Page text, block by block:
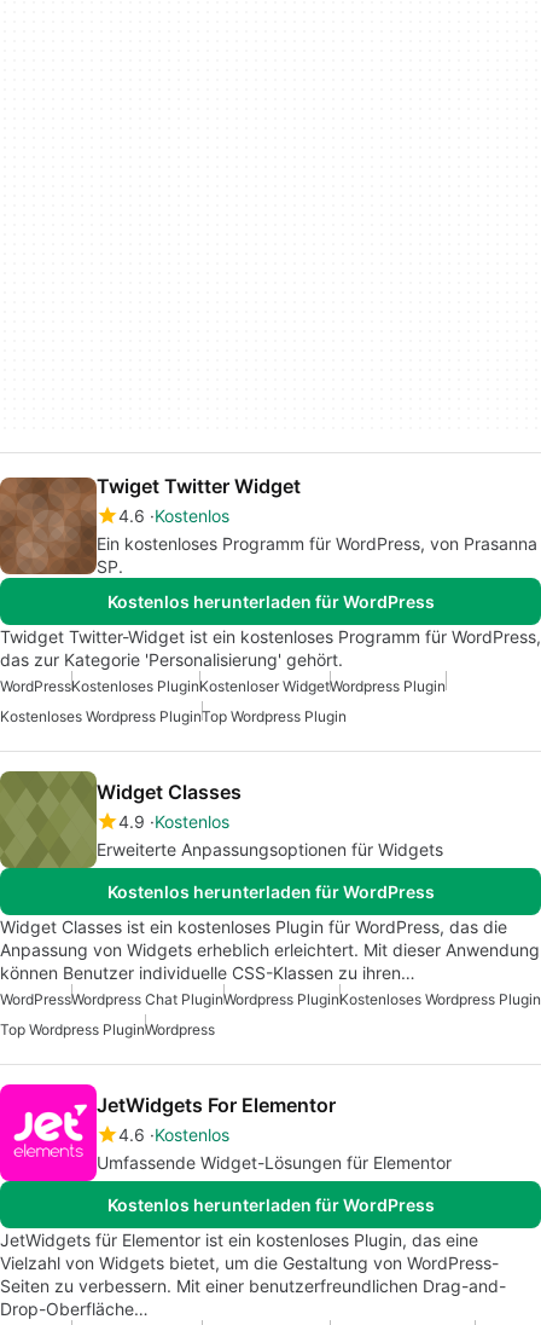
Twiget Twitter Widget
4.6 Kostenlos
Ein kostenloses Programm für WordPress, von Prasanna
SP.
Kostenlos herunterladen für WordPress
Twidget Twitter-Widget ist ein kostenloses Programm für WordPress,
das zur Kategorie 'Personalisierung' gehört.
WordPressKostenloses PluginKostenloser WidgetWordpress Plugin
Kostenloses Wordpress PluginTop Wordpress Plugin
Widget Classes
4.9 Kostenlos
Erweiterte Anpassungsoptionen für Widgets
Kostenlos herunterladen für WordPress
Widget Classes ist ein kostenloses Plugin für WordPress, das die
Anpassung von Widgets erheblich erleichtert. Mit dieser Anwendung
können Benutzer individuelle CSS-Klassen zu ihren…
WordPressWordpress Chat PluginWordpress PluginKostenloses Wordpress Plugin
Top Wordpress PluginWordpress
JetWidgets For Elementor
4.6 Kostenlos
Umfassende Widget-Lösungen für Elementor
Kostenlos herunterladen für WordPress
JetWidgets für Elementor ist ein kostenloses Plugin, das eine
Vielzahl von Widgets bietet, um die Gestaltung von WordPress-
Seiten zu verbessern. Mit einer benutzerfreundlichen Drag-and-
Drop-Oberfläche…